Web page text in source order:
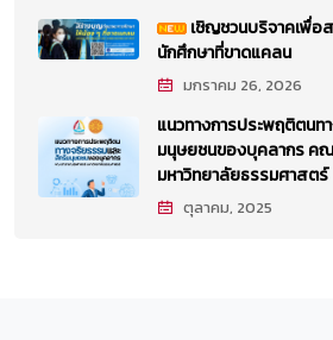
เชิญชวนบริจาคเพื่อ
นักศึกษาที่ขาดแคลน
มกราคม 26, 2026
แนวทางการประพฤติตน
มนุษยชนของบุคลากร ค
มหาวิทยาลัยธรรมศาสตร์
ตุลาคม, 2025